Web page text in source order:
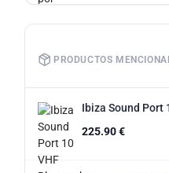
PRODUCTOS
Ibiza Sound Port
225.90 €